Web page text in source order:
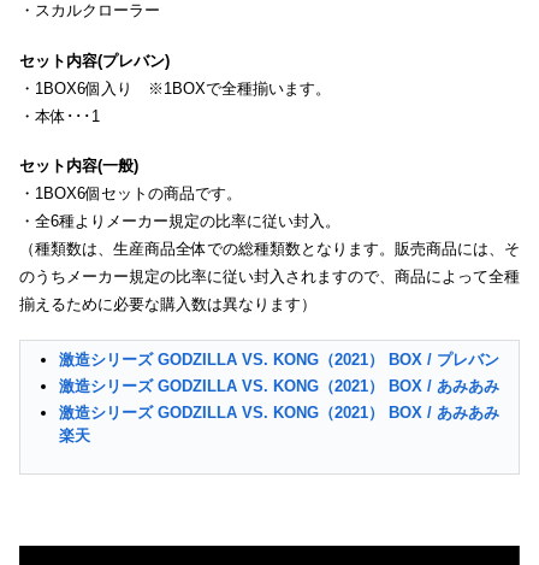
・スカルクローラー
セット内容(プレバン)
・1BOX6個入り ※1BOXで全種揃います。
・本体･･･1
セット内容(一般)
・1BOX6個セットの商品です。
・全6種よりメーカー規定の比率に従い封入。
（種類数は、生産商品全体での総種類数となります。販売商品には、そ
のうちメーカー規定の比率に従い封入されますので、商品によって全種
揃えるために必要な購入数は異なります）
激造シリーズ GODZILLA VS. KONG（2021） BOX / プレバン
激造シリーズ GODZILLA VS. KONG（2021） BOX / あみあみ
激造シリーズ GODZILLA VS. KONG（2021） BOX / あみあみ
楽天